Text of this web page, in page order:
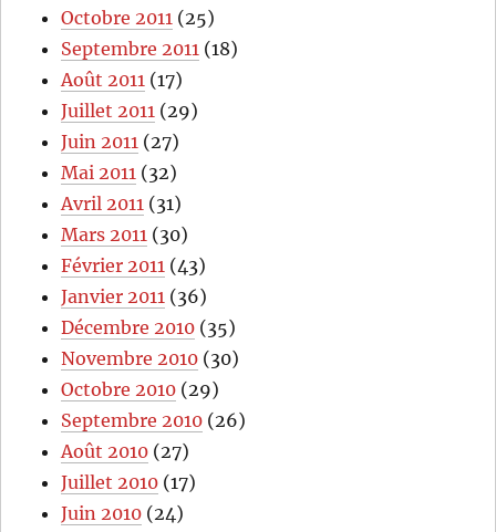
Octobre 2011 (25)
Septembre 2011 (18)
Août 2011 (17)
Juillet 2011 (29)
Juin 2011 (27)
Mai 2011 (32)
Avril 2011 (31)
Mars 2011 (30)
Février 2011 (43)
Janvier 2011 (36)
Décembre 2010 (35)
Novembre 2010 (30)
Octobre 2010 (29)
Septembre 2010 (26)
Août 2010 (27)
Juillet 2010 (17)
Juin 2010 (24)